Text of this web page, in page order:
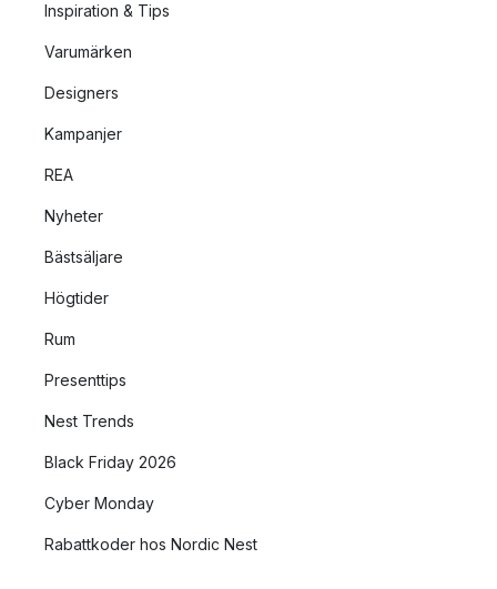
Inspiration & Tips
Varumärken
Designers
Kampanjer
REA
Nyheter
Bästsäljare
Högtider
Rum
Presenttips
Nest Trends
Black Friday 2026
Cyber Monday
Rabattkoder hos Nordic Nest